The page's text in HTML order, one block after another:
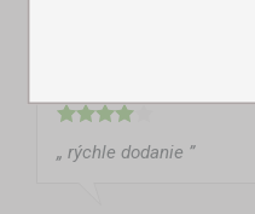
„ rýchle dodanie ”